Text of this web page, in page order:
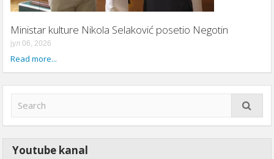
Ministar kulture Nikola Selaković posetio Negotin
јул 06, 2026
Read more...
Youtube kanal